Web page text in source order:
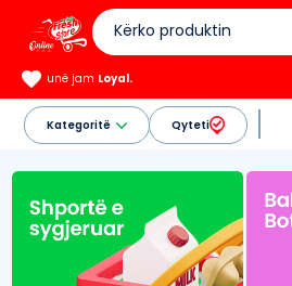
unë jam Loyal.
Kategoritë Qyteti